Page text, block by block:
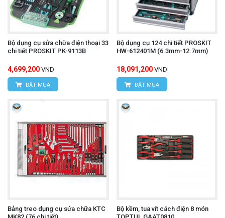
Bộ dụng cụ sửa chữa điện thoại 33
chi tiết PROSKIT PK-9113B
4,699,200 VND
ĐẶT MUA
Bộ dụng cụ 124 chi tiết PROSKIT
HW-612401M (6.3mm-12.7mm)
18,091,200 VND
ĐẶT MUA
Bảng treo dụng cụ sửa chữa KTC
MK82 (76 chi tiết)
Bộ kềm, tua vít cách điện 8 món
TOPTUL GAAT0810